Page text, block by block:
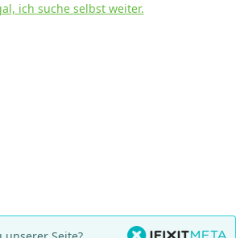
ich suche selbst weiter.